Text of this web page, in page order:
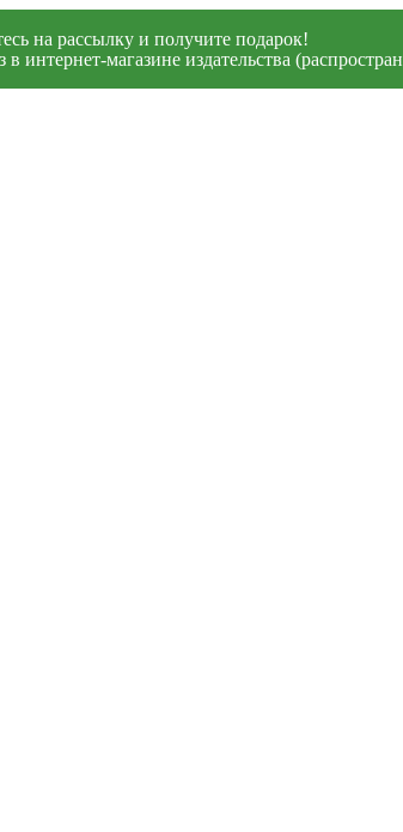
на рассылку и получите подарок!
интернет-магазине издательства